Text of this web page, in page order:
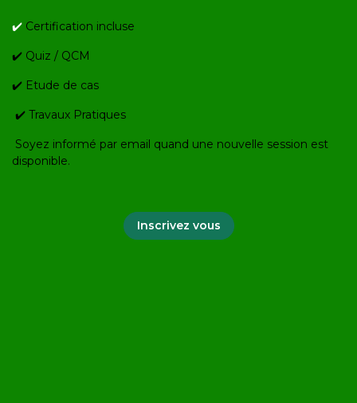
✔️ Certification incluse
✔️ Quiz / QCM
✔️ Etude de cas
✔️ Travaux Pratiques
Soyez informé par email quand une nouvelle session est
disponible.
Inscrivez vous